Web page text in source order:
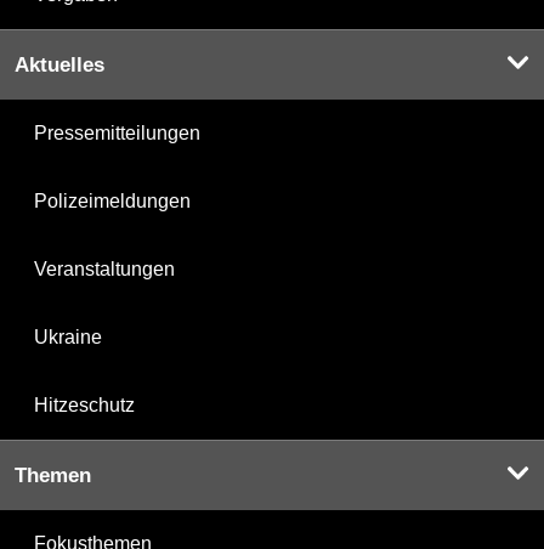
Aktuelles
Pressemitteilungen
Polizeimeldungen
Veranstaltungen
Ukraine
Hitzeschutz
Themen
Fokusthemen